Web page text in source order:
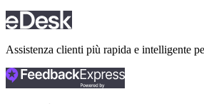
Assistenza clienti più rapida e intelligente